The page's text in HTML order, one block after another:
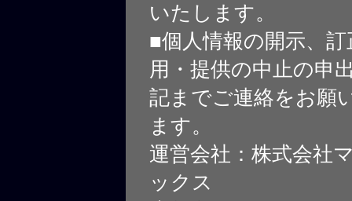
いたします。
■個人情報の開示、
用・提供の中止の申
記までご連絡をお願
ます。
運営会社：株式会社
ックス